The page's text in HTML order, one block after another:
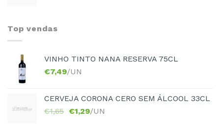
Top vendas
VINHO TINTO NANA RESERVA 75CL
€7,49/UN
CERVEJA CORONA CERO SEM ÁLCOOL 33CL
€1,65 €1,29/UN